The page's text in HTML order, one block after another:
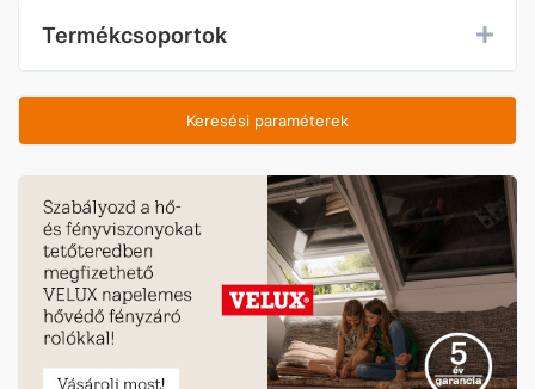
Termékcsoportok
Keresési paraméterek